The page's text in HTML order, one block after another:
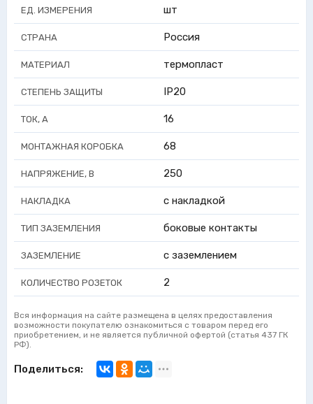
ЕД. ИЗМЕРЕНИЯ шт
СТРАНА Россия
МАТЕРИАЛ термопласт
СТЕПЕНЬ ЗАЩИТЫ IP20
ТОК, А 16
МОНТАЖНАЯ КОРОБКА 68
НАПРЯЖЕНИЕ, В 250
НАКЛАДКА с накладкой
ТИП ЗАЗЕМЛЕНИЯ боковые контакты
ЗАЗЕМЛЕНИЕ с заземлением
КОЛИЧЕСТВО РОЗЕТОК 2
Вся информация на сайте размещена в целях предоставления
возможности покупателю ознакомиться с товаром перед его
приобретением, и не является публичной офертой (статья 437 ГК
РФ).
Поделиться: